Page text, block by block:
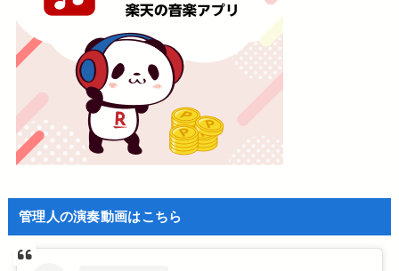
管理人の演奏動画はこちら